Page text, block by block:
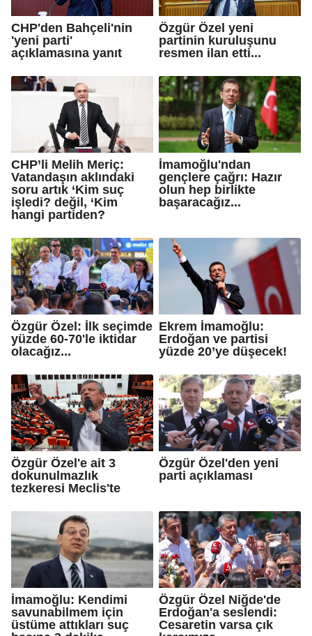
CHP'den Bahçeli'nin
'yeni parti'
açıklamasına yanıt
Özgür Özel yeni
partinin kuruluşunu
resmen ilan etti...
CHP’li Melih Meriç:
Vatandaşın aklındaki
soru artık ‘Kim suç
işledi? değil, ‘Kim
hangi partiden?
İmamoğlu'ndan
gençlere çağrı: Hazır
olun hep birlikte
başaracağız...
Özgür Özel: İlk seçimde
yüzde 60-70'le iktidar
olacağız...
Ekrem İmamoğlu:
Erdoğan ve partisi
yüzde 20’ye düşecek!
Özgür Özel'e ait 3
dokunulmazlık
tezkeresi Meclis'te
Özgür Özel'den yeni
parti açıklaması
İmamoğlu: Kendimi
savunabilmem için
üstüme attıkları suç
Özgür Özel Niğde'de
Erdoğan'a seslendi:
Cesaretin varsa çık